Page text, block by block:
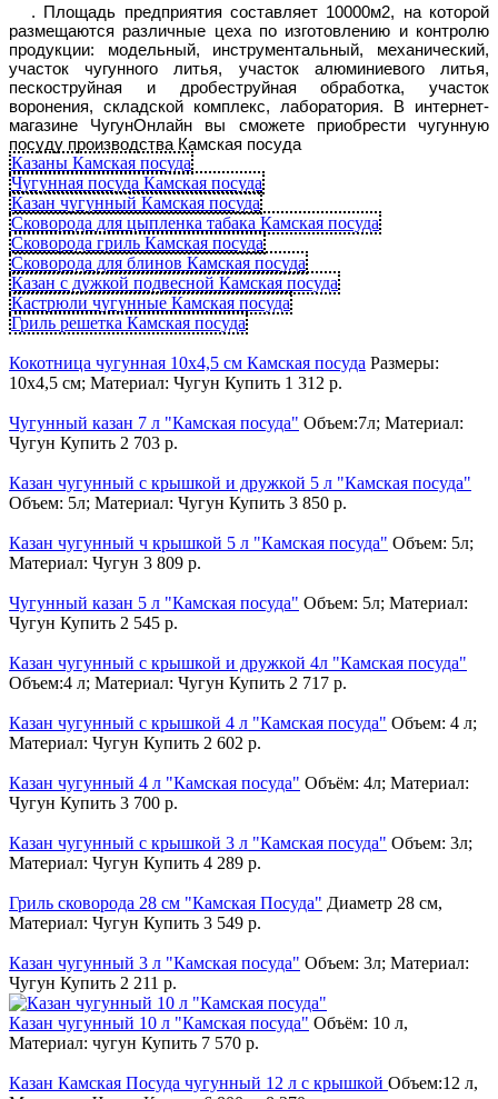
. Площадь предприятия составляет 10000м2, на которой
размещаются различные цеха по изготовлению и контролю
продукции: модельный, инструментальный, механический,
участок чугунного литья, участок алюминиевого литья,
пескоструйная и дробеструйная обработка, участок
воронения, складской комплекс, лаборатория. В интернет-
магазине ЧугунОнлайн вы сможете приобрести чугунную
посуду производства Камская посуда
Казаны Камская посуда
Чугунная посуда Камская посуда
Казан чугунный Камская посуда
Сковорода для цыпленка табака Камская посуда
Сковорода гриль Камская посуда
Сковорода для блинов Камская посуда
Казан с дужкой подвесной Камская посуда
Кастрюли чугунные Камская посуда
Гриль решетка Камская посуда
Кокотница чугунная 10x4,5 см Камская посуда Размеры:
10x4,5 см; Материал: Чугун Купить 1 312 р.
Чугунный казан 7 л "Камская посуда" Объем:7л; Материал:
Чугун Купить 2 703 р.
Казан чугунный с крышкой и дружкой 5 л "Камская посуда"
Объем: 5л; Материал: Чугун Купить 3 850 р.
Казан чугунный ч крышкой 5 л "Камская посуда" Объем: 5л;
Материал: Чугун 3 809 р.
Чугунный казан 5 л "Камская посуда" Объем: 5л; Материал:
Чугун Купить 2 545 р.
Казан чугунный с крышкой и дружкой 4л "Камская посуда"
Объем:4 л; Материал: Чугун Купить 2 717 р.
Казан чугунный с крышкой 4 л "Камская посуда" Объем: 4 л;
Материал: Чугун Купить 2 602 р.
Казан чугунный 4 л "Камская посуда" Объём: 4л; Материал:
Чугун Купить 3 700 р.
Казан чугунный с крышкой 3 л "Камская посуда" Объем: 3л;
Материал: Чугун Купить 4 289 р.
Гриль сковорода 28 см "Камская Посуда" Диаметр 28 см,
Материал: Чугун Купить 3 549 р.
Казан чугунный 3 л "Камская посуда" Объем: 3л; Материал:
Чугун Купить 2 211 р.
Казан чугунный 10 л "Камская посуда" Объём: 10 л,
Материал: чугун Купить 7 570 р.
Казан Камская Посуда чугунный 12 л с крышкой Объем:12 л,